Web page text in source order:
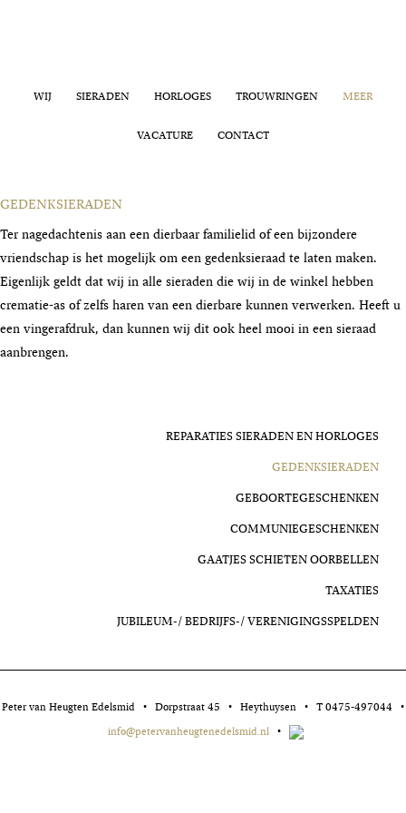
WIJ SIERADEN HORLOGES TROUWRINGEN MEER
VACATURE CONTACT
GEDENKSIERADEN
Ter nagedachtenis aan een dierbaar familielid of een bijzondere
vriendschap is het mogelijk om een gedenksieraad te laten maken.
Eigenlijk geldt dat wij in alle sieraden die wij in de winkel hebben
crematie-as of zelfs haren van een dierbare kunnen verwerken. Heeft u
een vingerafdruk, dan kunnen wij dit ook heel mooi in een sieraad
aanbrengen.
REPARATIES SIERADEN EN HORLOGES
GEDENKSIERADEN
GEBOORTEGESCHENKEN
COMMUNIEGESCHENKEN
GAATJES SCHIETEN OORBELLEN
TAXATIES
JUBILEUM-/ BEDRIJFS-/ VERENIGINGSSPELDEN
Peter van Heugten Edelsmid • Dorpstraat 45 • Heythuysen • T 0475-497044 •
info@petervanheugtenedelsmid.nl •